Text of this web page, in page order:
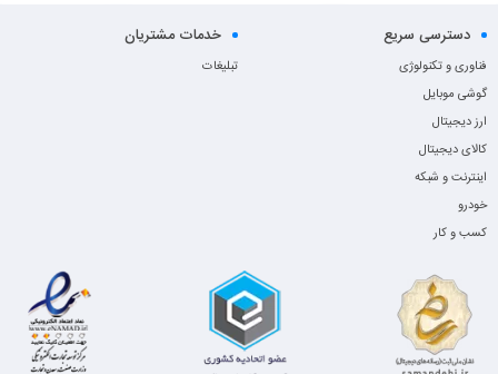
دسترسی سریع
فناوری و تکنولوژی
گوشی موبایل
ارز دیجیتال
کالای دیجیتال
اینترنت و شبکه
خودرو
کسب و کار
خدمات مشتریان
تبلیغات